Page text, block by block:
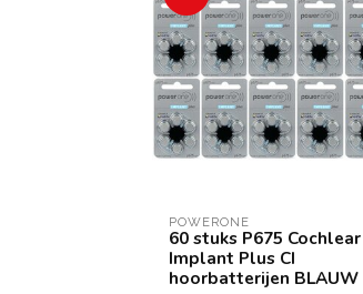
POWERONE
60 stuks P675 Cochlear
Implant Plus CI
hoorbatterijen BLAUW